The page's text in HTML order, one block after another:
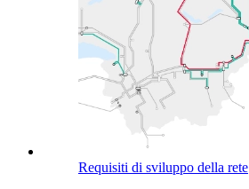
Requisiti di sviluppo della rete